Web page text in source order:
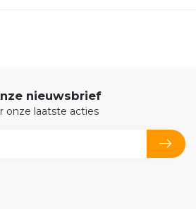
nieuwsbrief
onze laatste acties